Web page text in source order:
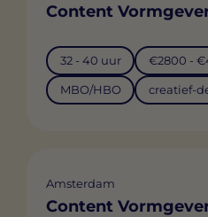
Content
32 - 40 uur €2800 -
MBO/HBO creatief-
Amsterdam
Content